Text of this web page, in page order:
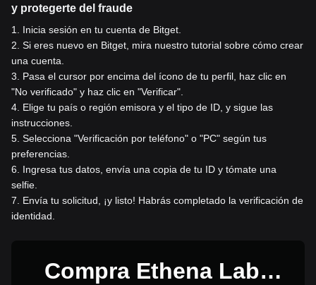
y protegerte del fraude
1
Inicia sesión en tu cuenta de Bitget.
2 Si eres nuevo en Bitget, mira nuestro tutorial sobre cómo crear
una cuenta.
3
Pasa el cursor por encima del ícono de tu perfil, haz clic en
"No verificado" y haz clic en "Verificar".
4 Elige tu país o región emisora y el tipo de ID, y sigue las
instrucciones.
5 Selecciona "Verificación por teléfono" o "PC" según tus
preferencias.
6
Ingresa tus datos, envía una copia de tu ID y tómate una
selfie.
7
Envía tu solicitud, ¡y listo! Habrás completado la verificación de
identidad.
Compra Ethena Labs